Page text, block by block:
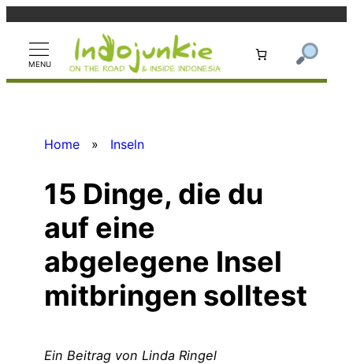
springen
Home » Inseln
15 Dinge, die du
auf eine
abgelegene Insel
mitbringen solltest
Ein Beitrag von Linda Ringel